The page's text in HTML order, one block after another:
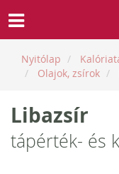
Nyitólap
Olajok, zsírok
Libazsír
tápérték- és